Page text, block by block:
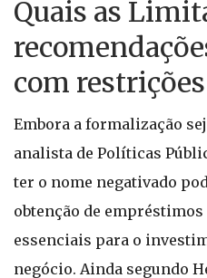
Quais as
com
Embora a formalização
analista de Políticas
ter o nome negativado
obtenção de
essenciais para o
negócio. Ainda segundo